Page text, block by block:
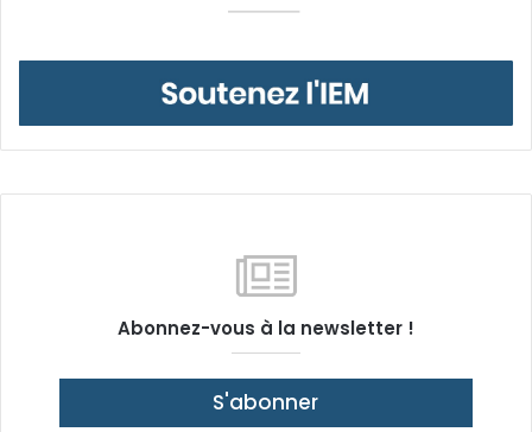
Abonnez-vous à la newsletter !
S'abonner